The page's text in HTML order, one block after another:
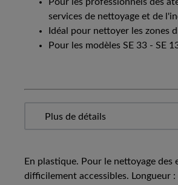
Pour les professionnels des
services de nettoyage et de
Idéal pour nettoyer les zones
Pour les modèles SE 33 - SE
En plastique. Pour le nettoyage des
difficilement accessibles. Longueur :